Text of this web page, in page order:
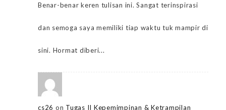
Benar-benar keren tulisan ini. Sangat terinspirasi
dan semoga saya memiliki tiap waktu tuk mampir di
sini. Hormat diberi...
cs26 on Tugas II Kepemimpinan & Ketrampilan